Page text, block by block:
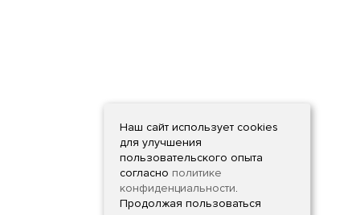
Наш сайт использует cookies
для улучшения
пользовательского опыта
согласно политике
конфиденциальности.
Продолжая пользоваться